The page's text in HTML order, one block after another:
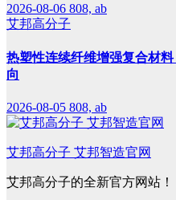
2026-08-06 808, ab
艾邦高分子
热塑性连续纤维增强复合材
向
2026-08-05 808, ab
艾邦高分子 艾邦智造官网
艾邦高分子的全新官方网站！